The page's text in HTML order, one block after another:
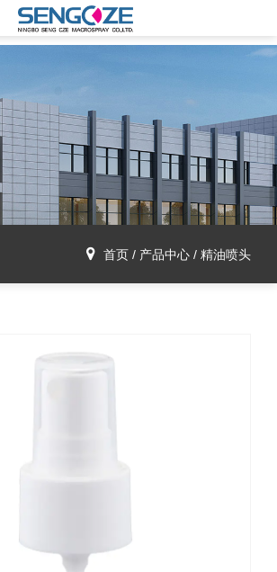
首页 / 产品中心 / 精油喷头